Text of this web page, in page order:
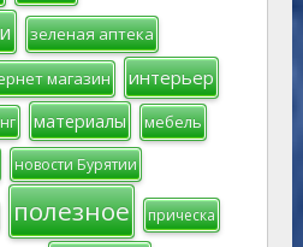
зеленая аптека
магазин интерьер
материалы мебель
новости Бурятии
полезное прическа